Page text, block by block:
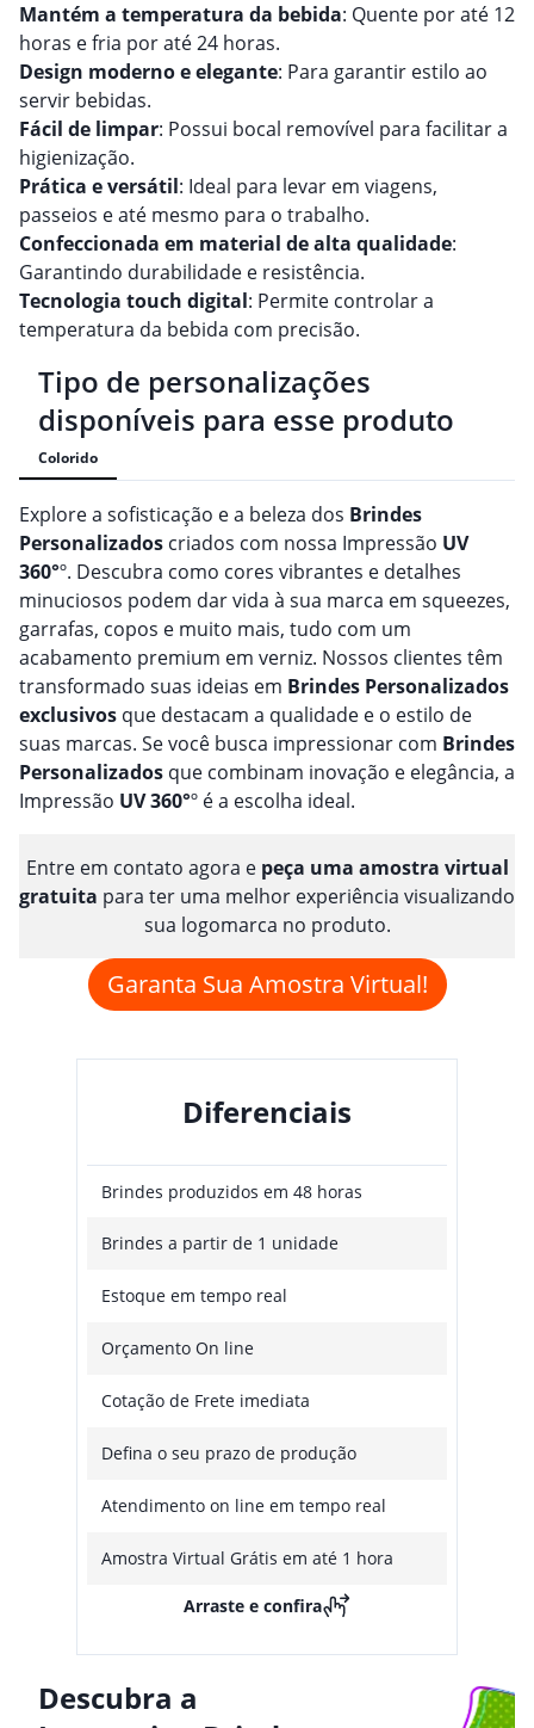
Mantém a temperatura da bebida: Quente por até 12
horas e fria por até 24 horas.
Design moderno e elegante: Para garantir estilo ao
servir bebidas.
Fácil de limpar: Possui bocal removível para facilitar a
higienização.
Prática e versátil: Ideal para levar em viagens,
passeios e até mesmo para o trabalho.
Confeccionada em material de alta qualidade:
Garantindo durabilidade e resistência.
Tecnologia touch digital: Permite controlar a
temperatura da bebida com precisão.
Tipo de personalizações
disponíveis para esse produto
Colorido
Explore a sofisticação e a beleza dos Brindes
Personalizados criados com nossa Impressão UV
360°º. Descubra como cores vibrantes e detalhes
minuciosos podem dar vida à sua marca em squeezes,
garrafas, copos e muito mais, tudo com um
acabamento premium em verniz. Nossos clientes têm
transformado suas ideias em Brindes Personalizados
exclusivos que destacam a qualidade e o estilo de
suas marcas. Se você busca impressionar com Brindes
Personalizados que combinam inovação e elegância, a
Impressão UV 360°º é a escolha ideal.
Entre em contato agora e peça uma amostra virtual
gratuita para ter uma melhor experiência visualizando
sua logomarca no produto.
Garanta Sua Amostra Virtual!
Diferenciais
Brindes produzidos em 48 horas
Brindes a partir de 1 unidade
Estoque em tempo real
Orçamento On line
Cotação de Frete imediata
Defina o seu prazo de produção
Atendimento on line em tempo real
Amostra Virtual Grátis em até 1 hora
Arraste e confira
Descubra a